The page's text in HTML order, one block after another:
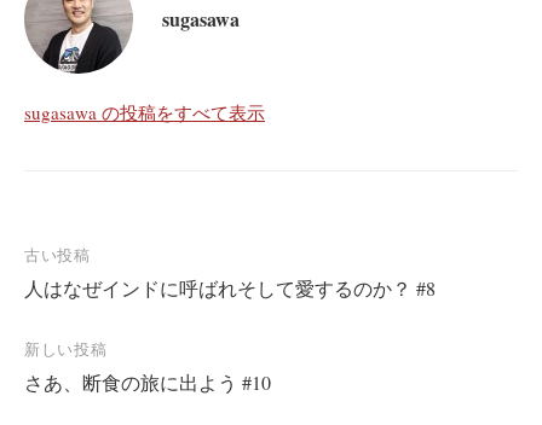
sugasawa
sugasawa の投稿をすべて表示
投
稿
ナ
ビ
ゲ
古い投稿
人はなぜインドに呼ばれそして愛するのか？ #8
新しい投稿
さあ、断食の旅に出よう #10